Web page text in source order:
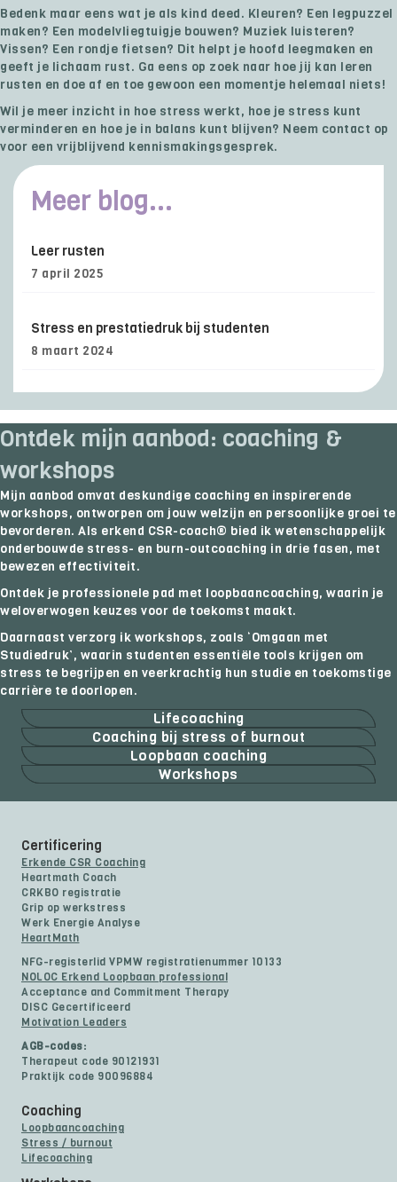
Bedenk maar eens wat je als kind deed. Kleuren? Een legpuzzel
maken? Een modelvliegtuigje bouwen? Muziek luisteren?
Vissen? Een rondje fietsen? Dit helpt je hoofd leegmaken en
geeft je lichaam rust. Ga eens op zoek naar hoe jij kan leren
rusten en doe af en toe gewoon een momentje helemaal niets!
Wil je meer inzicht in hoe stress werkt, hoe je stress kunt
verminderen en hoe je in balans kunt blijven? Neem contact op
voor een vrijblijvend kennismakingsgesprek.
Meer blog...
Leer rusten
7 april 2025
Stress en prestatiedruk bij studenten
8 maart 2024
Ontdek mijn aanbod: coaching &
workshops
Mijn aanbod omvat deskundige coaching en inspirerende
workshops, ontworpen om jouw welzijn en persoonlijke groei te
bevorderen. Als erkend CSR-coach® bied ik wetenschappelijk
onderbouwde stress- en burn-outcoaching in drie fasen, met
bewezen effectiviteit.
Ontdek je professionele pad met loopbaancoaching, waarin je
weloverwogen keuzes voor de toekomst maakt.
Daarnaast verzorg ik workshops, zoals ‘Omgaan met
Studiedruk’, waarin studenten essentiële tools krijgen om
stress te begrijpen en veerkrachtig hun studie en toekomstige
carrière te doorlopen.
Lifecoaching
Coaching bij stress of burnout
Loopbaan coaching
Workshops
Certificering
Erkende CSR Coaching
Heartmath Coach
CRKBO registratie
Grip op werkstress
Werk Energie Analyse
HeartMath
NFG-registerlid VPMW registratienummer 10133
NOLOC Erkend Loopbaan professional
Acceptance and Commitment Therapy
DISC Gecertificeerd
Motivation Leaders
AGB-codes:
Therapeut code 90121931
Praktijk code 90096884
Coaching
Loopbaancoaching
Stress / burnout
Lifecoaching